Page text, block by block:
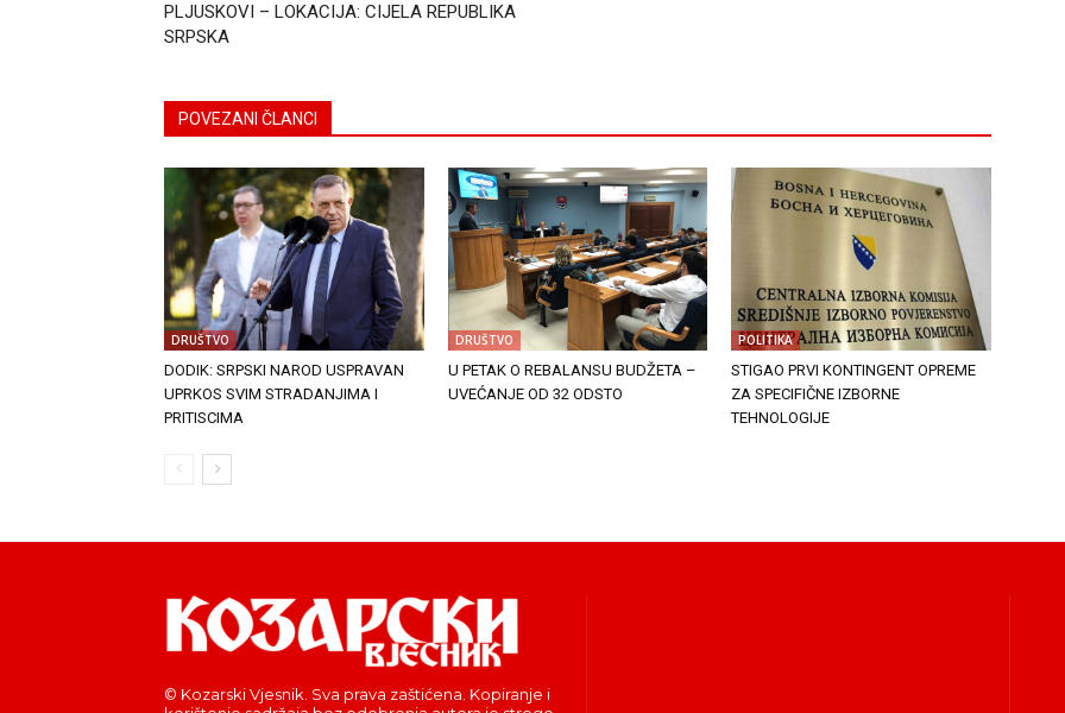
PLJUSKOVI – LOKACIJA: CIJELA REPUBLIKA
SRPSKA
POVEZANI ČLANCI
DRUŠTVO
DODIK: SRPSKI NAROD USPRAVAN
UPRKOS SVIM STRADANJIMA I
PRITISCIMA
DRUŠTVO
U PETAK O REBALANSU BUDŽETA –
UVEĆANJE OD 32 ODSTO
POLITIKA
STIGAO PRVI KONTINGENT OPREME
ZA SPECIFIČNE IZBORNE
TEHNOLOGIJE
© Kozarski Vjesnik. Sva prava zaštićena. Kopiranje i